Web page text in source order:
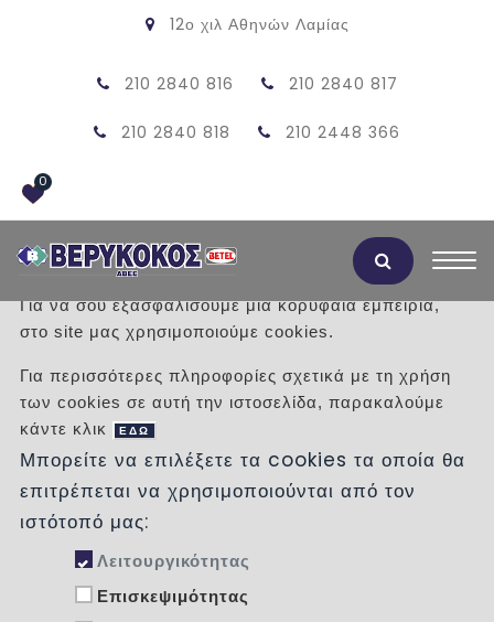
12ο χιλ Αθηνών Λαμίας
210 2840 816 210 2840 817
210 2840 818 210 2448 366
0
/ Προϊόντα / TZAKIA
ΕΝΕΡΓΕΙΑΚΑ
Κατηγορίες
Ταξινόμηση :
Αποδοχή Cookies
Για να σου εξασφαλίσουμε μια κορυφαία εμπειρία,
στο site μας χρησιμοποιούμε cookies.
Για περισσότερες πληροφορίες σχετικά με τη χρήση
των cookies σε αυτή την ιστοσελίδα, παρακαλούμε
κάντε κλικ
ΕΔΩ
Μπορείτε να επιλέξετε τα cookies τα οποία θα
επιτρέπεται να χρησιμοποιούνται από τον
ιστότοπό μας:
Λειτουργικότητας
Επισκεψιμότητας